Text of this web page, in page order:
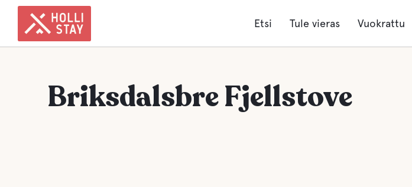
Etsi Tule vieras Vuokrattu
Briksdalsbre Fjellstove